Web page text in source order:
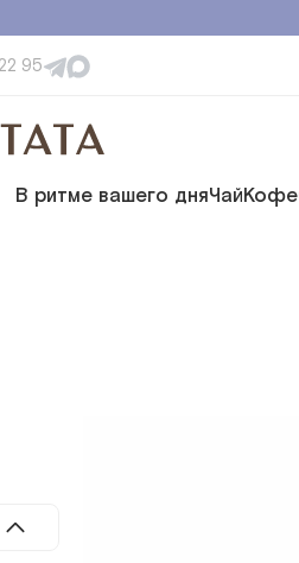
95
В ритме вашего дняЧайКофе